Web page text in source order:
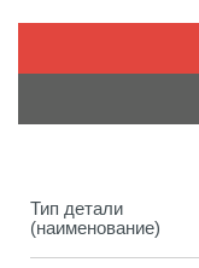
Тип детали
(наименование)